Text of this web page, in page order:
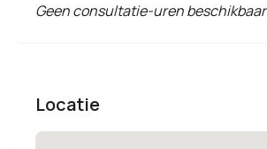
Geen consultatie-uren beschikbaar
Locatie